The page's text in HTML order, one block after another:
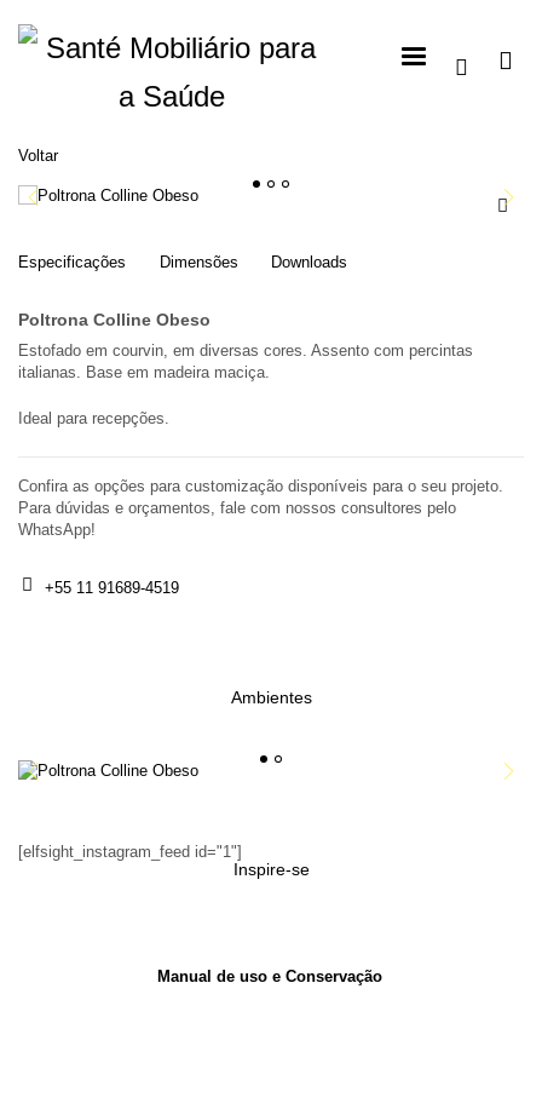
Voltar
1 2
Especificações Dimensões Downloads
Poltrona Colline Obeso
Estofado em courvin, em diversas cores. Assento com percintas
italianas. Base em madeira maciça.
Ideal para recepções.
Confira as opções para customização disponíveis para o seu projeto.
Para dúvidas e orçamentos, fale com nossos consultores pelo
WhatsApp!
+55 11 91689-4519
Ambientes
1
Inspire-se
[elfsight_instagram_feed id="1"]
Manual de uso e Conservação